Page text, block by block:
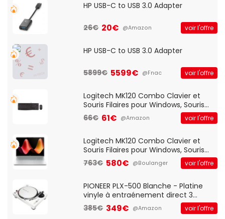
HP USB-C to USB 3.0 Adapter
26€ 20€ @Amazon voir l'offre
HP USB-C to USB 3.0 Adapter
5899€ 5599€ @Fnac voir l'offre
Logitech MK120 Combo Clavier et
Souris Filaires pour Windows, Souris
Optique Filaire, Connexion USB Plug
And Play, Confortable, Taille
QWERTY UK - Noir
66€ 61€ @Amazon voir l'offre
Logitech MK120 Combo Clavier et
Souris Filaires pour Windows, Souris
Optique Filaire, Connexion USB Plug
And Play, Confortable, Taille
QWERTY UK - Noir
763€ 580€ @Boulanger voir l'offre
PIONEER PLX-500 Blanche - Platine
vinyle à entraénement direct 3
vitesses (33-45-78 trs/min) avec
pre-ampli intégré et port USB
385€ 349€ @Amazon voir l'offre